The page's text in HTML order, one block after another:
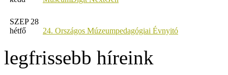
SZEP 28
hétfő
24. Országos Múzeumpedagógiai Évnyitó
legfrissebb híreink